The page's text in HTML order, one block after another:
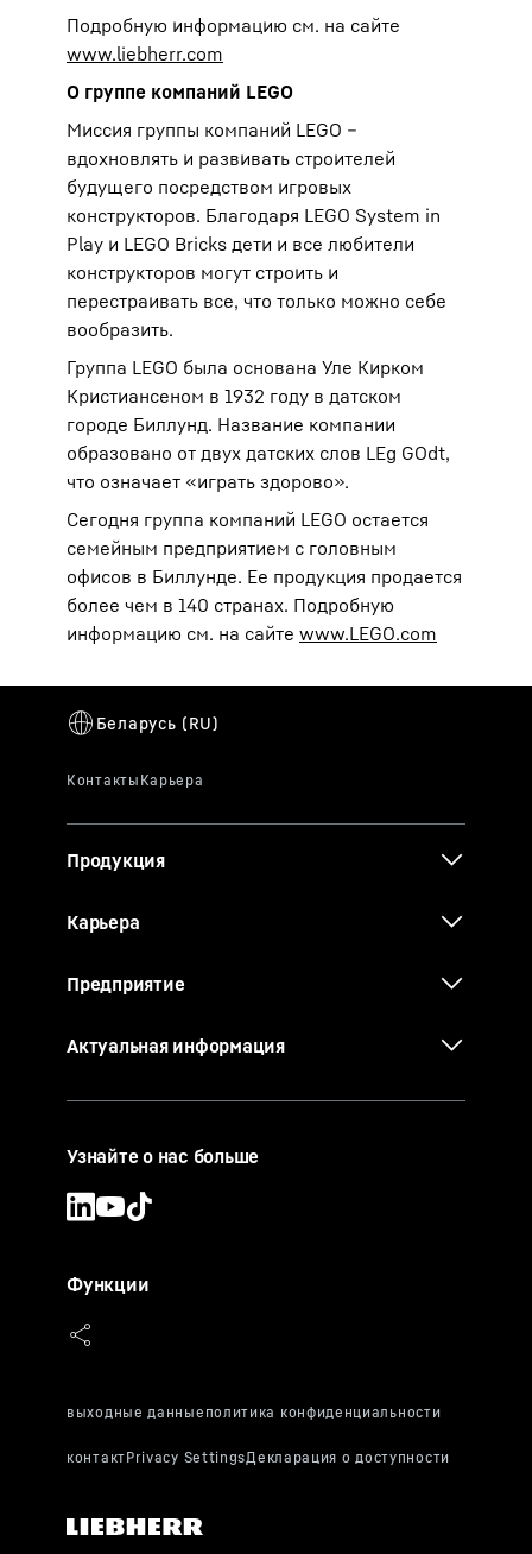
Подробную информацию см. на сайте
www.liebherr.com
О группе компаний LEGO
Миссия группы компаний LEGO –
вдохновлять и развивать строителей
будущего посредством игровых
конструкторов. Благодаря LEGO System in
Play и LEGO Bricks дети и все любители
конструкторов могут строить и
перестраивать все, что только можно себе
вообразить.
Группа LEGO была основана Уле Кирком
Кристиансеном в 1932 году в датском
городе Биллунд. Название компании
образовано от двух датских слов LEg GOdt,
что означает «играть здорово».
Сегодня группа компаний LEGO остается
семейным предприятием с головным
офисов в Биллунде. Ее продукция продается
более чем в 140 странах. Подробную
информацию см. на сайте www.LEGO.com
Продукция
Карьера
Предприятие
Актуальная информация
Узнайте о нас больше
Функции